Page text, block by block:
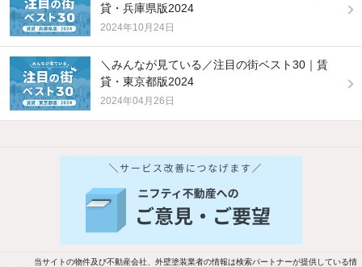
貸・兵庫県版2024
2024年10月24日
＼みんなが見ている／注目の街ベスト30｜賃
貸・東京都版2024
2024年04月26日
他の人はこんな条件で絞り込んでいます！
バス・トイレ別 2階以上
駐車場あり ペット相談
当サイトの物件及び不動産会社、外壁塗装業者の情報は検索パートナーが提供している情